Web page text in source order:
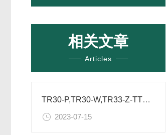
相关文章
Articles
TR30-P,TR30-W,TR33-Z-TT威卡温度变送器:参数解析
2023-07-15